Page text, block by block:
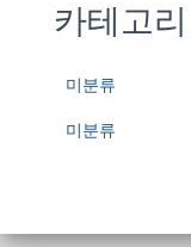
카테고리
미분류
미분류